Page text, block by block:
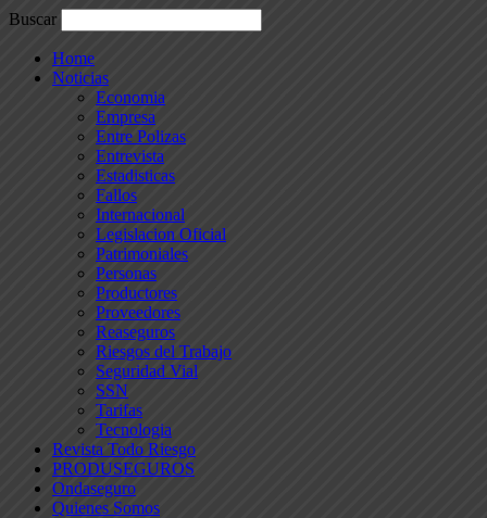
Buscar
Home
Noticias
Economia
Empresa
Entre Polizas
Entrevista
Estadisticas
Fallos
Internacional
Legislacion Oficial
Patrimoniales
Personas
Productores
Proveedores
Reaseguros
Riesgos del Trabajo
Seguridad Vial
SSN
Tarifas
Tecnologia
Revista Todo Riesgo
PRODUSEGUROS
Ondaseguro
Quienes Somos